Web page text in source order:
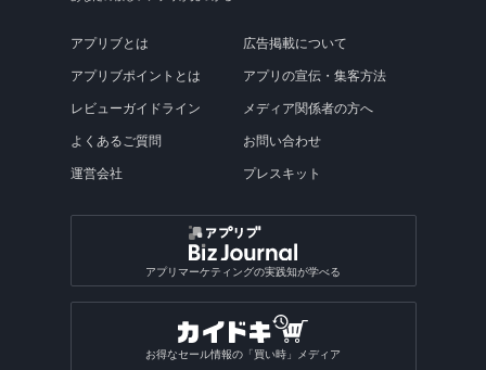
アプリブとは
アプリブポイントとは
レビューガイドライン
よくあるご質問
運営会社
広告掲載について
アプリの宣伝・集客方法
メディア関係者の方へ
お問い合わせ
プレスキット
アプリマーケティングの実践知が学べる
お得なセール情報の「買い時」メディア